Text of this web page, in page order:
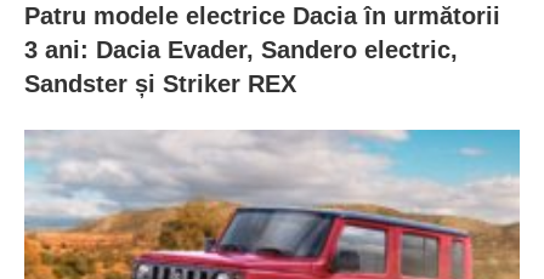
Patru modele electrice Dacia în următorii
3 ani: Dacia Evader, Sandero electric,
Sandster și Striker REX